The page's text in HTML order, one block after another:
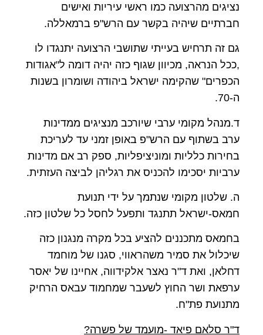
נציגים מהרצועה כמו ראשי עיריות ואישים
חברתיים שיהיה בקשר עם הרש"פ ברמאללה.
גם זה תרחיש בעייתי שתושבי הרצועה יתנגדו לו
,ככל הנראה, מכיוון שגוף כזה יהיה דומה ל"אגודות
הכפרים" שהקימה ישראל ביהודה ושומרון בשנות
ה-70.
ד.מנהל מקומי ערבי שיורכב מנציגים ממדינות
ערב בשתוף עם הרש"פ באופן זמני עד לעריכת
בחירות כלליות ומוניציפליות, ספק רב אם מדינות
ערביות יסכימו להכניס את רגליהן לביצה העזתית.
ה. שלטון מקומי שנתמך על ידי תנועת
חמאס-ישראל תתנגד ותפעל לחסל כל שלטון כזה.
בחמאס מתכננים להציע בכל מקרה מנגנון כזה
שיכלול את סמיר משהראווי, סגנו של מוחמד
דחלאן, ואת ד"ר נאצר אלקידווה, אחיינו של יאסר
ערפאת ושר החוץ לשעבר שמחמוד עבאס הרחיק
מתנועת פת"ח.
ד"ר סלאם פיאד -מועמד של פשרה?